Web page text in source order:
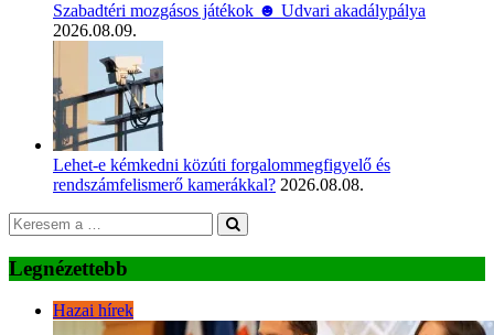
Szabadtéri mozgásos játékok ☻ Udvari akadálypálya
2026.08.09.
Lehet-e kémkedni közúti forgalommegfigyelő és
rendszámfelismerő kamerákkal? 2026.08.08.
Legnézettebb
Hazai hírek